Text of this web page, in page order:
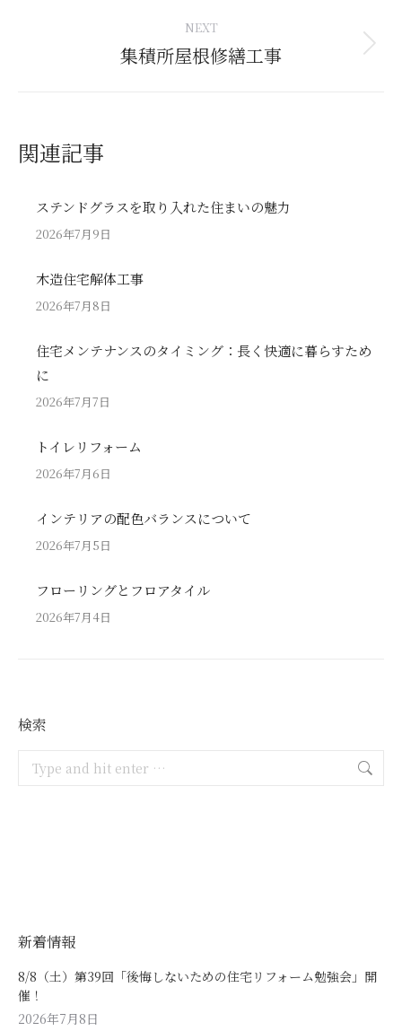
NEXT
Next
集積所屋根修繕工事
関連記事
ステンドグラスを取り入れた住まいの魅力
2026年7月9日
木造住宅解体工事
2026年7月8日
住宅メンテナンスのタイミング：長く快適に暮らすため
に
2026年7月7日
トイレリフォーム
2026年7月6日
インテリアの配色バランスについて
2026年7月5日
フローリングとフロアタイル
2026年7月4日
検索
新着情報
8/8（土）第39回「後悔しないための住宅リフォーム勉強会」開
催！
2026年7月8日